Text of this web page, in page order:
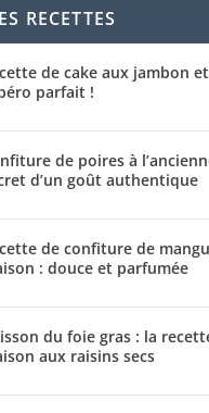
RECETTES
de cake aux jambon
parfait !
de poires à
d’un goût authentique
de confiture de
: douce et parfumée
du foie gras : la
aux raisins secs